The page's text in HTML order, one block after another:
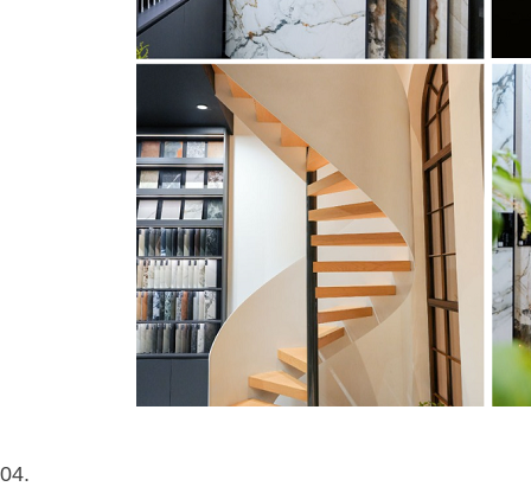
04.